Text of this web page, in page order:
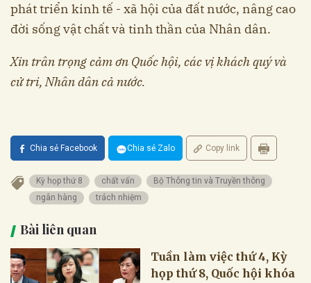
phát triển kinh tế - xã hội của đất nước, nâng cao
đời sống vật chất và tinh thần của Nhân dân.
Xin trân trọng cảm ơn Quốc hội, các vị khách quý và
cử tri, Nhân dân cả nước.
Chia sẻ Facebook Chia sẻ Zalo Copy link
Kỳ họp thứ 8 chất vấn
Bộ Thông tin và Truyền thông
ngân hàng
trách nhiệm
Bài liên quan
Tuần làm việc thứ 4, Kỳ
họp thứ 8, Quốc hội khóa